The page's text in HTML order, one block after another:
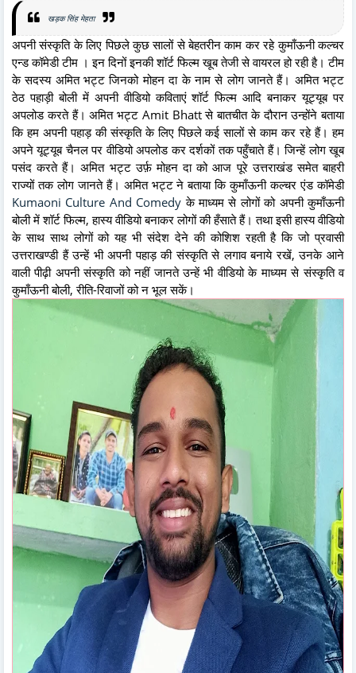
खड़क सिंह मेहता
अपनी संस्कृति के लिए पिछले कुछ सालों से बेहतरीन काम कर रहे कुमाँऊनी कल्चर
एन्ड कॉमेडी टीम । इन दिनों इनकी शॉर्ट फिल्म खूब तेजी से वायरल हो रही है। टीम
के सदस्य अमित भट्ट जिनको मोहन दा के नाम से लोग जानते हैं। अमित भट्ट
ठेठ पहाड़ी बोली में अपनी वीडियो कविताएं शॉर्ट फिल्म आदि बनाकर यूट्यूब पर
अपलोड करते हैं। अमित भट्ट Amit Bhatt से बातचीत के दौरान उन्होंने बताया
कि हम अपनी पहाड़ की संस्कृति के लिए पिछले कई सालों से काम कर रहे हैं। हम
अपने यूट्यूब चैनल पर वीडियो अपलोड कर दर्शकों तक पहुँचाते हैं। जिन्हें लोग खूब
पसंद करते हैं। अमित भट्ट उर्फ़ मोहन दा को आज पूरे उत्तराखंड समेत बाहरी
राज्यों तक लोग जानते हैं। अमित भट्ट ने बताया कि कुमाँऊनी कल्चर एंड कॉमेडी
Kumaoni Culture And Comedy के माध्यम से लोगों को अपनी कुमाँऊनी
बोली में शॉर्ट फिल्म, हास्य वीडियो बनाकर लोगों की हँसाते हैं। तथा इसी हास्य वीडियो
के साथ साथ लोगों को यह भी संदेश देने की कोशिश रहती है कि जो प्रवासी
उत्तराखण्डी हैं उन्हें भी अपनी पहाड़ की संस्कृति से लगाव बनाये रखें, उनके आने
वाली पीढ़ी अपनी संस्कृति को नहीं जानते उन्हें भी वीडियो के माध्यम से संस्कृति व
कुमाँऊनी बोली, रीति-रिवाजों को न भूल सकें।